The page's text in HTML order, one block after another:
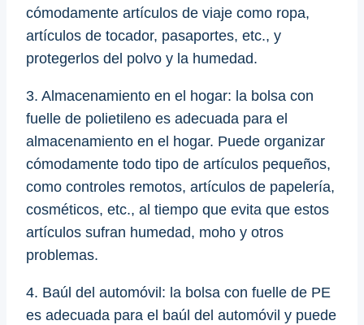
cómodamente artículos de viaje como ropa,
artículos de tocador, pasaportes, etc., y
protegerlos del polvo y la humedad.
3. Almacenamiento en el hogar: la bolsa con
fuelle de polietileno es adecuada para el
almacenamiento en el hogar. Puede organizar
cómodamente todo tipo de artículos pequeños,
como controles remotos, artículos de papelería,
cosméticos, etc., al tiempo que evita que estos
artículos sufran humedad, moho y otros
problemas.
4. Baúl del automóvil: la bolsa con fuelle de PE
es adecuada para el baúl del automóvil y puede